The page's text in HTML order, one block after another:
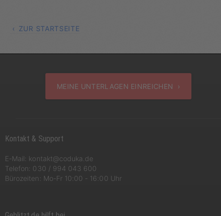
ZUR STARTSEITE
MEINE UNTERLAGEN EINREICHEN ›
Kontakt & Support
E-Mail: kontakt@coduka.de
Telefon: 030 / 994 043 600
Bürozeiten: Mo-Fr 10:00 - 16:00 Uhr